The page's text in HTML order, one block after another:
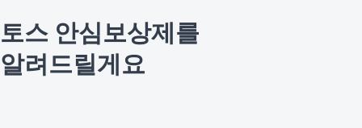
토스 안심보상제를
알려드릴게요